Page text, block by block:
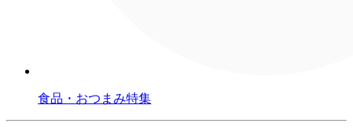
食品・おつまみ特集